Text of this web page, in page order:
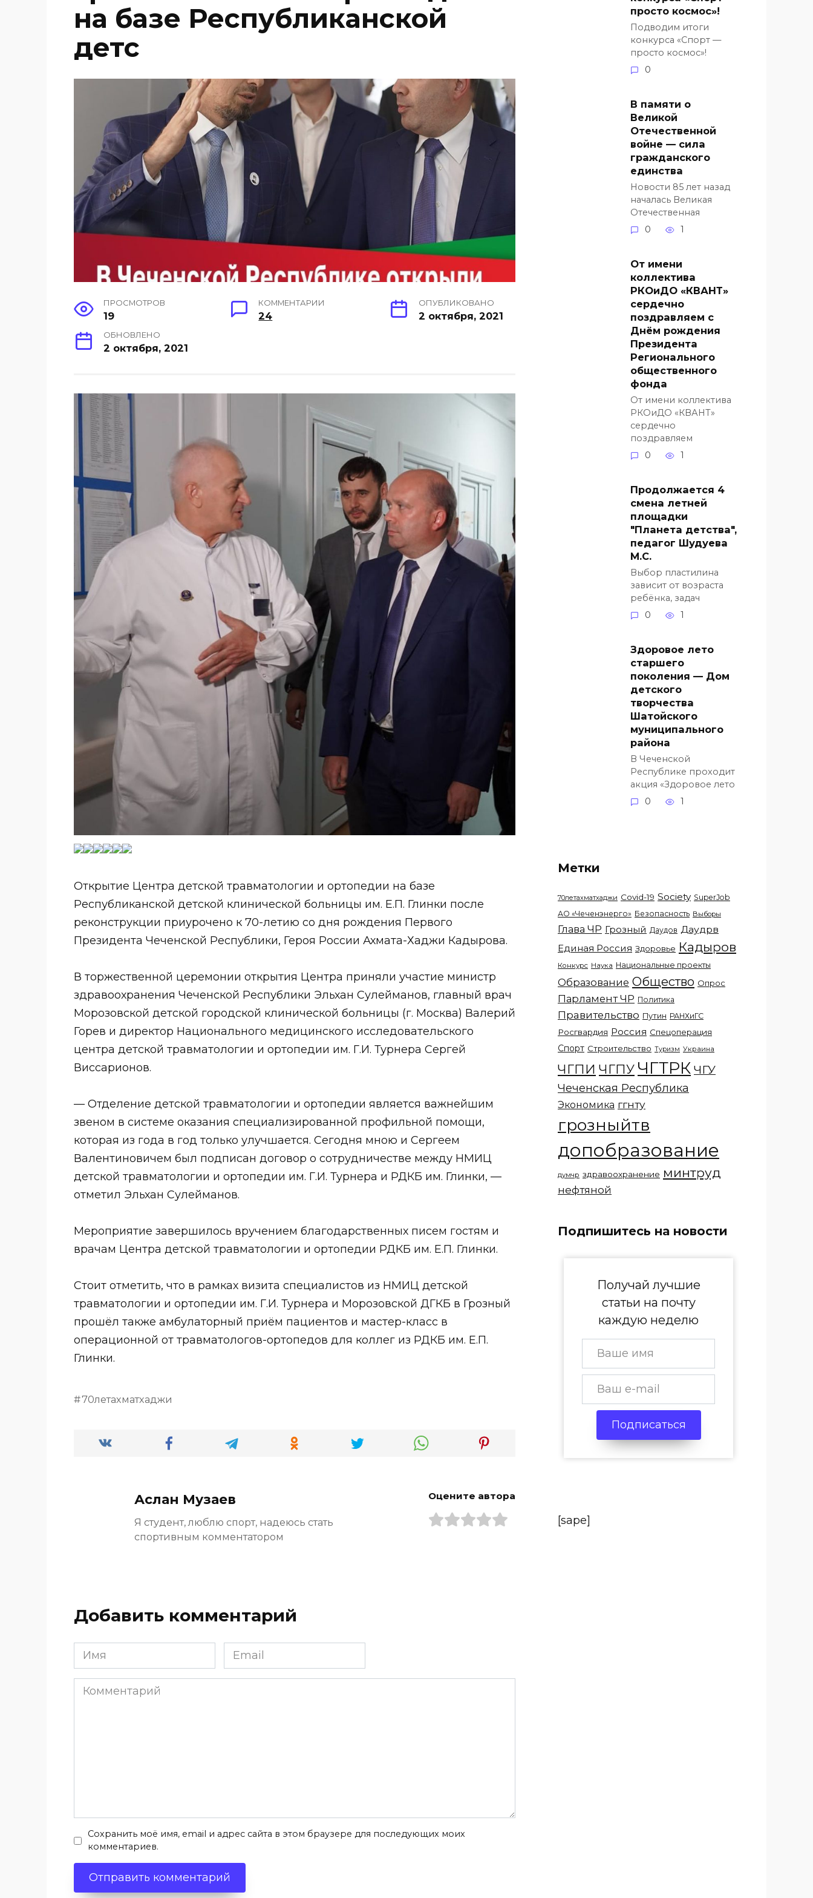
на базе Республиканской
детс
ПРОСМОТРОВ
19
КОММЕНТАРИИ
24
ОПУБЛИКОВАНО
2 октября, 2021
ОБНОВЛЕНО
2 октября, 2021
Открытие Центра детской травматологии и ортопедии на базе
Республиканской детской клинической больницы им. Е.П. Глинки после
реконструкции приурочено к 70-летию со дня рождения Первого
Президента Чеченской Республики, Героя России Ахмата-Хаджи Кадырова.
В торжественной церемонии открытия Центра приняли участие министр
здравоохранения Чеченской Республики Эльхан Сулейманов, главный врач
Морозовской детской городской клинической больницы (г. Москва) Валерий
Горев и директор Национального медицинского исследовательского
центра детской травматологии и ортопедии им. Г.И. Турнера Сергей
Виссарионов.
— Отделение детской травматологии и ортопедии является важнейшим
звеном в системе оказания специализированной профильной помощи,
которая из года в год только улучшается. Сегодня мною и Сергеем
Валентиновичем был подписан договор о сотрудничестве между НМИЦ
детской травматологии и ортопедии им. Г.И. Турнера и РДКБ им. Глинки, —
отметил Эльхан Сулейманов.
Мероприятие завершилось вручением благодарственных писем гостям и
врачам Центра детской травматологии и ортопедии РДКБ им. Е.П. Глинки.
Стоит отметить, что в рамках визита специалистов из НМИЦ детской
травматологии и ортопедии им. Г.И. Турнера и Морозовской ДГКБ в Грозный
прошёл также амбулаторный приём пациентов и мастер-класс в
операционной от травматологов-ортопедов для коллег из РДКБ им. Е.П.
Глинки.
70летахматхаджи
Аслан Музаев
Я студент, люблю спорт, надеюсь стать
спортивным комментатором
Оцените автора
Добавить комментарий
Имя
*
Email
*
Комментарий
Сохранить моё имя, email и адрес сайта в этом браузере для последующих моих
комментариев.
просто космос»!
Подводим итоги
конкурса «Спорт —
просто космос»!
0
В памяти о
Великой
Отечественной
войне — сила
гражданского
единства
Новости 85 лет назад
началась Великая
Отечественная
0
1
От имени
коллектива
РКОиДО «КВАНТ»
сердечно
поздравляем с
Днём рождения
Президента
Регионального
общественного
фонда
От имени коллектива
РКОиДО «КВАНТ»
сердечно
поздравляем
0
1
Продолжается 4
смена летней
площадки
"Планета детства",
педагог Шудуева
М.С.
Выбор пластилина
зависит от возраста
ребёнка, задач
0
1
Здоровое лето
старшего
поколения — Дом
детского
творчества
Шатойского
муниципального
района
В Чеченской
Республике проходит
акция «Здоровое лето
0
1
Метки
70летахматхаджи Covid-19 Society SuperJob
АО «Чеченэнерго» Безопасность Выборы
Глава ЧР Грозный Даудов Даудрв
Единая Россия Здоровье Кадыров
Конкурс Наука Национальные проекты
Образование Общество Опрос
Парламент ЧР Политика
Правительство Путин РАНХиГС
Росгвардия Россия Спецоперация
Спорт Строительство Туризм Украина
ЧГПИ ЧГПУ ЧГТРК ЧГУ
Чеченская Республика
Экономика ггнту
грозныйтв
допобразование
думчр здравоохранение минтруд
нефтяной
Подпишитесь на новости
Получай лучшие
статьи на почту
каждую неделю
Подписаться
[sape]